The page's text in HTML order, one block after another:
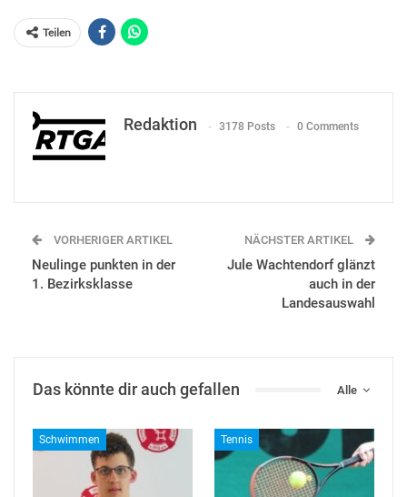
Teilen
Redaktion 3178 Posts 0 Comments
VORHERIGER ARTIKEL
Neulinge punkten in der
1. Bezirksklasse
NÄCHSTER ARTIKEL
Jule Wachtendorf glänzt
auch in der
Landesauswahl
Alle
Das könnte dir auch gefallen
Schwimmen Tennis